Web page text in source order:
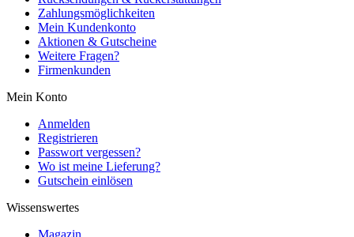
Zahlungsmöglichkeiten
Mein Kundenkonto
Aktionen & Gutscheine
Weitere Fragen?
Firmenkunden
Mein Konto
Anmelden
Registrieren
Passwort vergessen?
Wo ist meine Lieferung?
Gutschein einlösen
Wissenswertes
Magazin